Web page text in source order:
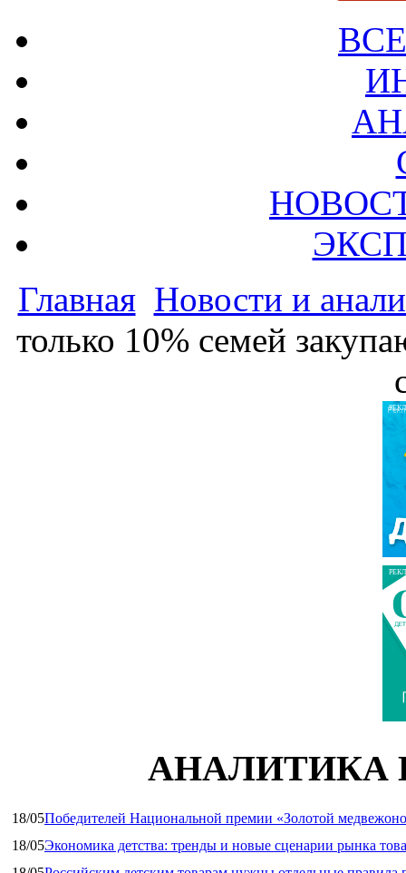
Главная Новости и
только 10% семей
АНАЛИТИКА
18/05Победителей Национальной премии «Золотой
18/05Экономика детства: тренды и новые сценарии рынка